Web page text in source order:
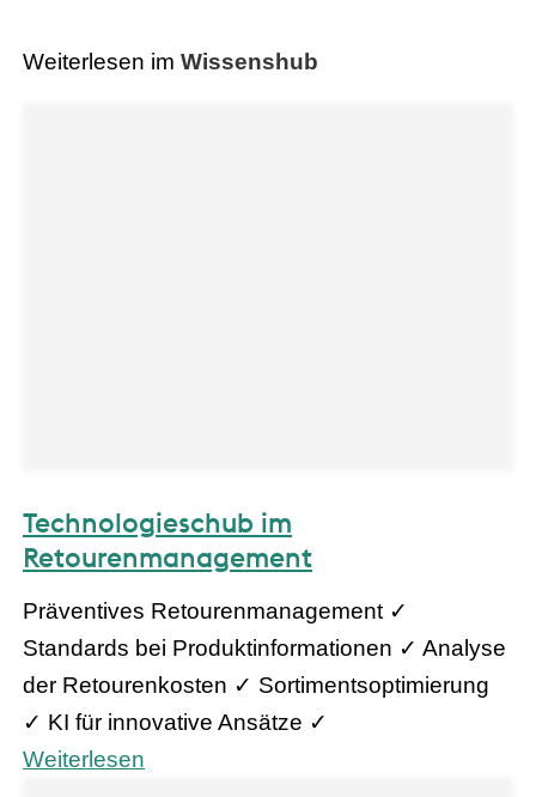
Weiterlesen im Wissenshub
Technologieschub im
Retourenmanagement
Präventives Retourenmanagement ✓
Standards bei Produktinformationen ✓ Analyse
der Retourenkosten ✓ Sortimentsoptimierung
✓ KI für innovative Ansätze ✓
Weiterlesen